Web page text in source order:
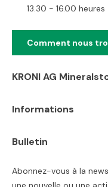
13.30 - 16.00 heures
Comment nous
KRONI AG
Informations
Bulletin
Abonnez-vous à la